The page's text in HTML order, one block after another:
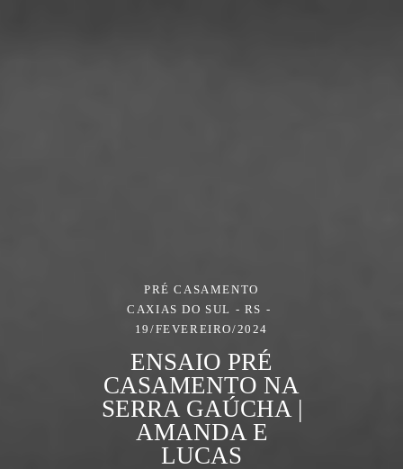
PRÉ CASAMENTO
CAXIAS DO SUL - RS
19/FEVEREIRO/2024
ENSAIO PRÉ
CASAMENTO NA
SERRA GAÚCHA |
AMANDA E
LUCAS